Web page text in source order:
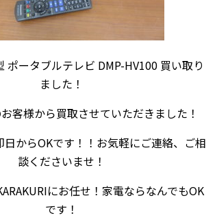
ポータブルテレビ DMP-HV100 買い取り
ました！
客様から買取させていただきました！
からOKです！！お気軽にご連絡、ご相
談くださいませ！
にお任せ！家電ならなんでもOK
です！